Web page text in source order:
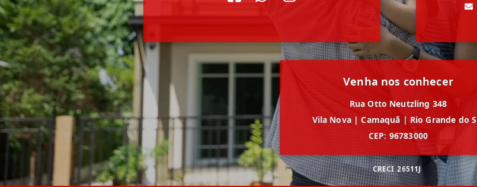
Venha nos conhecer
Rua Otto Neutzling 348
Vila Nova | Camaquã | Rio Grande do
CEP: 96783000
CRECI 26511J